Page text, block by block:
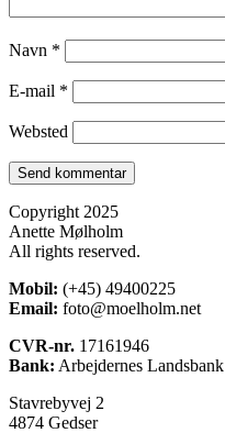
Navn *
E-mail *
Websted
Copyright 2025
Anette Mølholm
All rights reserved.
Mobil: (+45) 49400225
Email: foto@moelholm.net
CVR-nr. 17161946
Bank: Arbejdernes Landsbank
Stavrebyvej 2
4874 Gedser